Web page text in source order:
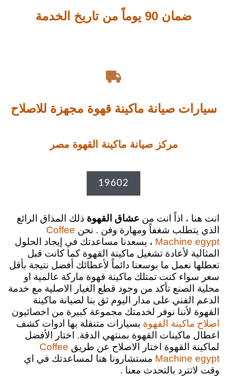
ضمان 90 يوماً من تاريخ الخدمة

سيارات صيانة ماكينة قهوة مجهزة للاصلاح
مركز صيانة ماكينة القهوة مصر
19602
انت هنا ، اذاً انت من عشاق القهوة ذلك المذاق الرائع
الذي يتطلب شغفاً ومهارة وفن . نحن Coffee
Machine egypt ، يسعدنا مساعدتك في إيجاد الحلول
المثالية لأعادة تشغيل ماكينة القهوة كما كانت قبل
تعطلها نعمل ما بوسعنا دائماً لأعطائك أفضل نتيجة بأقل
سعر سواء كنت تمتلك ماكينة قهوة ماركة عالمية او
محلية الصنع تأكد من وجود قطع الغيار الاصلية مع خدمة
الدعم الفني على مدار اليوم ثق بنا لصيانة ماكينة
القهوة لأننا نوفر لخدمتك مجموعة كبيرة من اخصائيون
اصلاح ماكينة القهوة بسيارات متنقلة بها ادوات كشف
اعطال ماكينات القهوة بمنتهي الدقة. اختار الأفضل
لماكينة القهوة اختار الاصلاح عن طريق Coffee
Machine egypt مستشارونا هنا لمساعدتك في اي
وقت لاتترد بالتحدث معنا .